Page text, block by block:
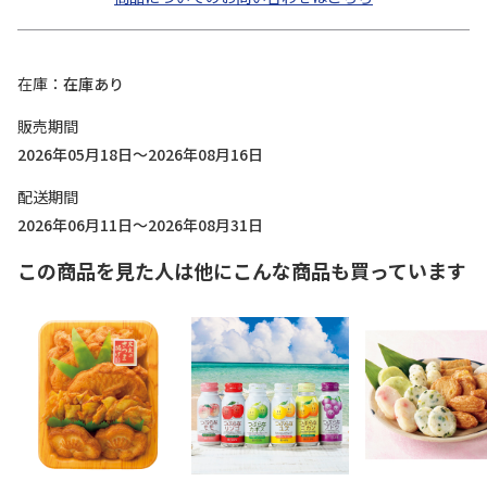
在庫
在庫あり
販売期間
2026年05月18日～2026年08月16日
配送期間
2026年06月11日～2026年08月31日
この商品を見た人は他にこんな商品も買っています